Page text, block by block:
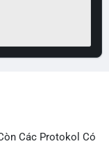
Các Protokol Có